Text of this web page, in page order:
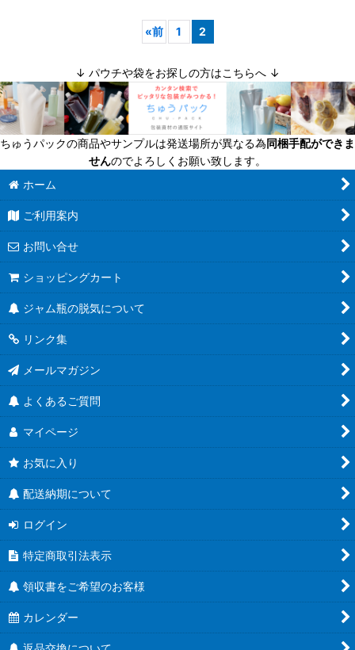
«前 1 2
↓ パウチや袋をお探しの方はこちらへ ↓
ちゅうパックの商品やサンプルは発送場所が異なる為同梱手配ができま
せんのでよろしくお願い致します。
ホーム
ご利用案内
お問い合せ
ショッピングカート
ジャム瓶の脱気について
リンク集
メールマガジン
よくあるご質問
マイページ
お気に入り
配送納期について
ログイン
特定商取引法表示
領収書をご希望のお客様
カレンダー